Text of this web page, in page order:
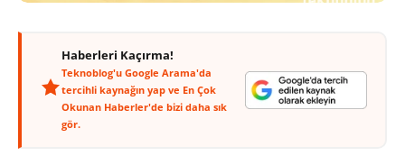
Haberleri Kaçırma!
Teknoblog'u Google Arama'da
tercihli kaynağın yap ve En Çok
Okunan Haberler'de bizi daha sık
gör.